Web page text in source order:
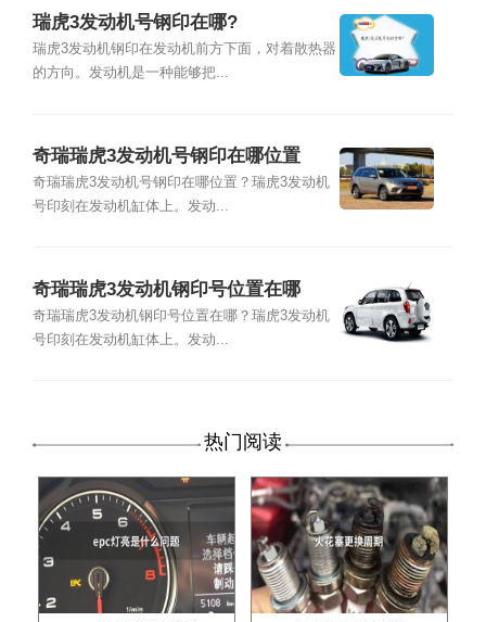
瑞虎3发动机号钢印在哪?
瑞虎3发动机钢印在发动机前方下面，对着散热器
的方向。发动机是一种能够把...
奇瑞瑞虎3发动机号钢印在哪位置
奇瑞瑞虎3发动机号钢印在哪位置？瑞虎3发动机
号印刻在发动机缸体上。发动...
奇瑞瑞虎3发动机钢印号位置在哪
奇瑞瑞虎3发动机钢印号位置在哪？瑞虎3发动机
号印刻在发动机缸体上。发动...
热门阅读